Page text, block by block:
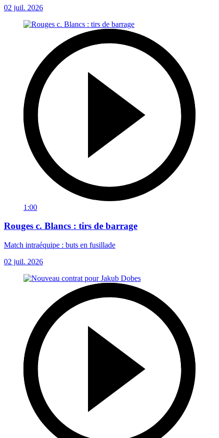
02 juil. 2026
1:00
Rouges c. Blancs : tirs de barrage
Match intraéquipe : buts en fusillade
02 juil. 2026